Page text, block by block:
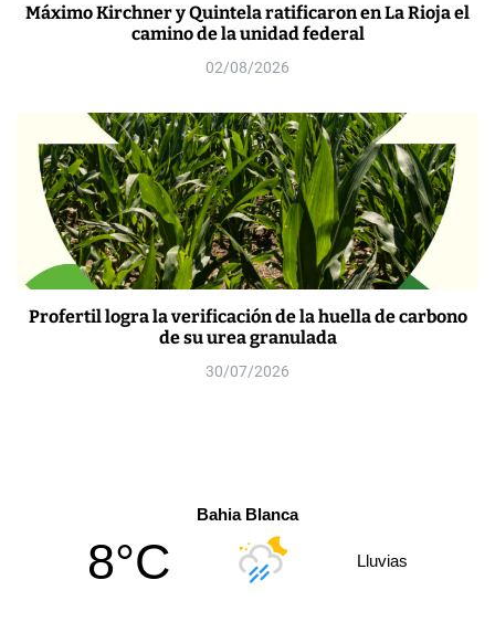
Máximo Kirchner y Quintela ratificaron en La Rioja el
camino de la unidad federal
02/08/2026
Profertil logra la verificación de la huella de carbono
de su urea granulada
30/07/2026
Bahia Blanca
8°C Lluvias